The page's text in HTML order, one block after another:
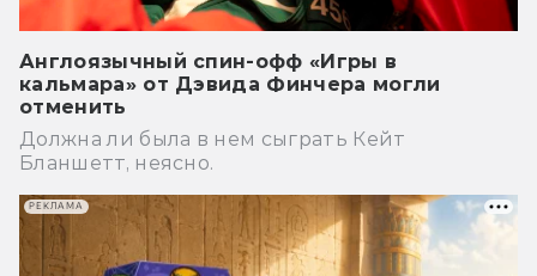
Англоязычный спин-офф «Игры в
кальмара» от Дэвида Финчера могли
отменить
Должна ли была в нем сыграть Кейт
Бланшетт, неясно.
РЕКЛАМА